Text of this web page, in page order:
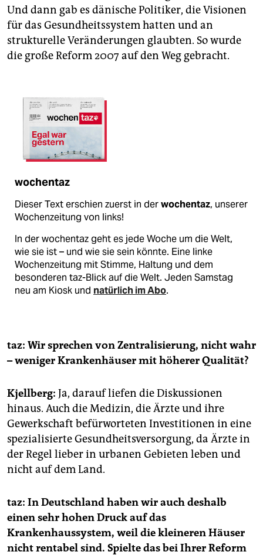
Und dann gab es dänische Politiker, die Visionen
für das Gesundheitssystem hatten und an
strukturelle Veränderungen glaubten. So wurde
die große Reform 2007 auf den Weg gebracht.
wochentaz
Dieser Text erschien zuerst in derwochentaz, unserer
Wochenzeitung von links!
In der wochentaz geht es jede Woche um die Welt,
wie sie ist – und wie sie sein könnte. Eine linke
Wochenzeitung mit Stimme, Haltung und dem
besonderen taz-Blick auf die Welt. Jeden Samstag
neu am Kiosk und natürlich im Abo.
taz: Wir sprechen von Zentralisierung, nicht wahr
– weniger Krankenhäuser mit höherer Qualität?
Kjellberg: Ja, darauf liefen die Diskussionen
hinaus. Auch die Medizin, die Ärzte und ihre
Gewerkschaft befürworteten Investitionen in eine
spezialisierte Gesundheitsversorgung, da Ärzte in
der Regel lieber in urbanen Gebieten leben und
nicht auf dem Land.
taz: In Deutschland haben wir auch deshalb
einen sehr hohen Druck auf das
Krankenhaussystem, weil die kleineren Häuser
nicht rentabel sind. Spielte das bei Ihrer Reform